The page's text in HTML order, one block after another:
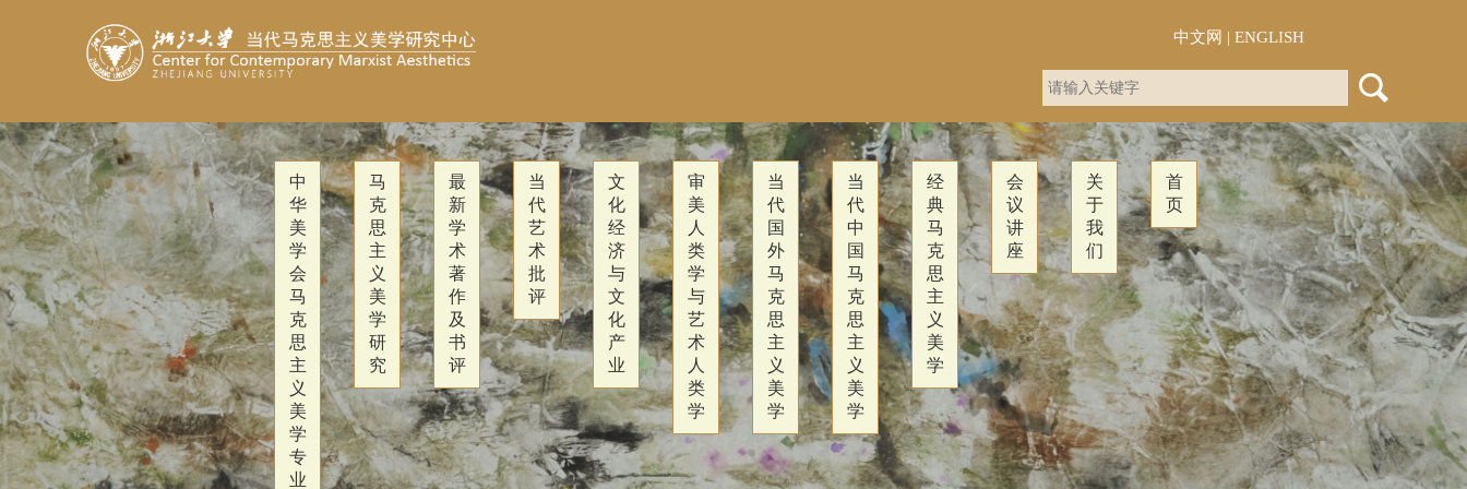
中文网 | ENGLISH
中
华
美
学
会
马
克
思
主
义
美
学
专
业
马
克
思
主
义
美
学
研
究
最
新
学
术
著
作
及
书
评
当
代
艺
术
批
评
文
化
经
济
与
文
化
产
业
审
美
人
类
学
与
艺
术
人
类
学
当
代
国
外
马
克
思
主
义
美
学
当
代
中
国
马
克
思
主
义
美
学
经
典
马
克
思
主
义
美
学
会
议
讲
座
关
于
我
们
首
页